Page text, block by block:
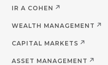
IR A COHEN
WEALTH MANAGEMENT
CAPITAL MARKETS
ASSET MANAGEMENT